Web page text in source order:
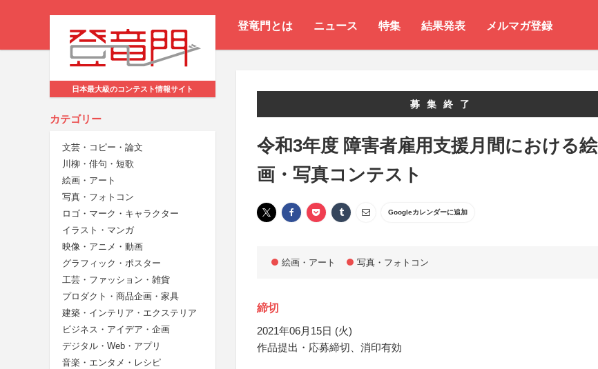
登竜門とは ニュース 特集 結果発表 メルマガ登録
日本最大級のコンテスト情報サイト
カテゴリー
文芸・コピー・論文
川柳・俳句・短歌
絵画・アート
写真・フォトコン
ロゴ・マーク・キャラクター
イラスト・マンガ
映像・アニメ・動画
グラフィック・ポスター
工芸・ファッション・雑貨
プロダクト・商品企画・家具
建築・インテリア・エクステリア
ビジネス・アイデア・企画
デジタル・Web・アプリ
音楽・エンタメ・レシピ
募集終了
令和3年度 障害者雇用支援月間における絵
画・写真コンテスト
Googleカレンダーに追加
絵画・アート 写真・フォトコン
締切
2021年06月15日 (火)
作品提出・応募締切、消印有効